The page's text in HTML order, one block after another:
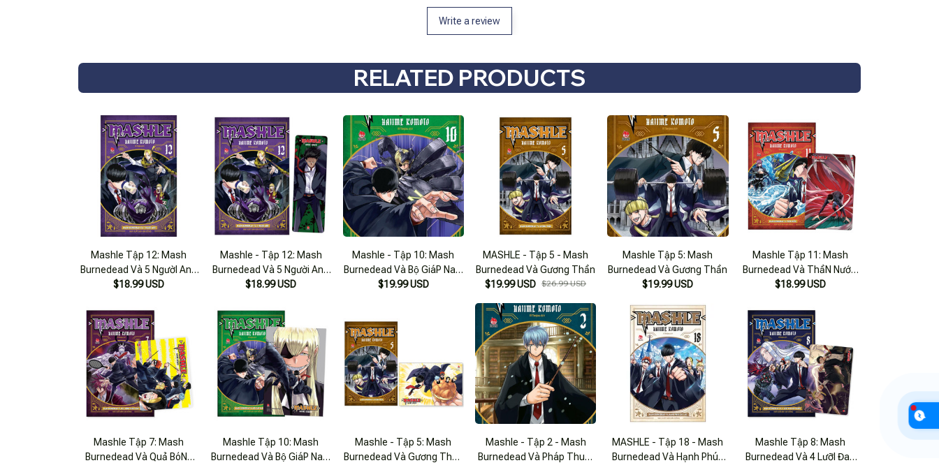
Write a review
RELATED PRODUCTS
Mashle Tập 12: Mash
Burnedead Và 5 NgườI Anh
[Tặng Kèm Bookmark]
$18.99 USD
Mashle - Tập 12: Mash
Burnedead Và 5 Người Anh
- Tặng Kèm Bookmark
$18.99 USD
Mashle - Tập 10: Mash
Burnedead Và Bộ GiáP Nam
Châm
$19.99 USD
MASHLE - Tập 5 - Mash
Burnedead Và Gương Thần
$19.99 USD $26.99 USD
Mashle Tập 5: Mash
Burnedead Và Gương Thần
$19.99 USD
Mashle Tập 11: Mash
Burnedead Và ThầN NướC
[Tặng Kèm Pvc Card]
$18.99 USD
Mashle Tập 7: Mash
Burnedead Và Quả BóNg
Mashle Tập 10: Mash
Burnedead Và Bộ GiáP Nam
Mashle - Tập 5: Mash
Burnedead Và Gương Thần
Mashle - Tập 2 - Mash
Burnedead Và Pháp Thuật
MASHLE - Tập 18 - Mash
Burnedead Và Hạnh Phúc
Mashle Tập 8: Mash
Burnedead Và 4 LưỡI Đao